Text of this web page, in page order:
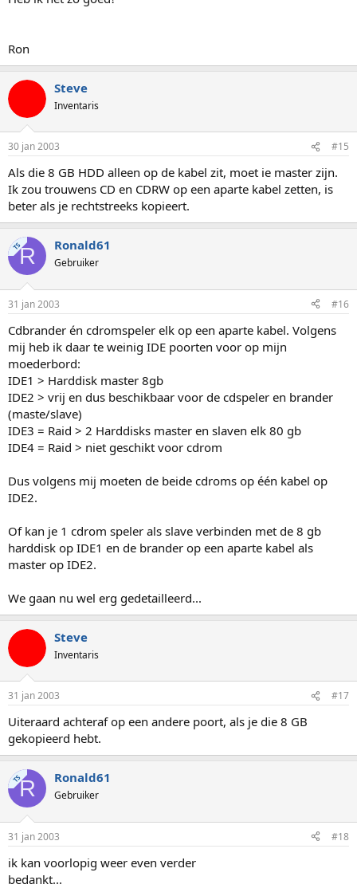
Ron
Steve
Inventaris
30 jan 2003 #15
Als die 8 GB HDD alleen op de kabel zit, moet ie master zijn.
Ik zou trouwens CD en CDRW op een aparte kabel zetten, is
beter als je rechtstreeks kopieert.
TSR Ronald61
Gebruiker
31 jan 2003 #16
Cdbrander én cdromspeler elk op een aparte kabel. Volgens
mij heb ik daar te weinig IDE poorten voor op mijn
moederbord:
IDE1 > Harddisk master 8gb
IDE2 > vrij en dus beschikbaar voor de cdspeler en brander
(maste/slave)
IDE3 = Raid > 2 Harddisks master en slaven elk 80 gb
IDE4 = Raid > niet geschikt voor cdrom
Dus volgens mij moeten de beide cdroms op één kabel op
IDE2.
Of kan je 1 cdrom speler als slave verbinden met de 8 gb
harddisk op IDE1 en de brander op een aparte kabel als
master op IDE2.
We gaan nu wel erg gedetailleerd...
Steve
Inventaris
31 jan 2003 #17
Uiteraard achteraf op een andere poort, als je die 8 GB
gekopieerd hebt.
TSR Ronald61
Gebruiker
31 jan 2003 #18
ik kan voorlopig weer even verder
bedankt...